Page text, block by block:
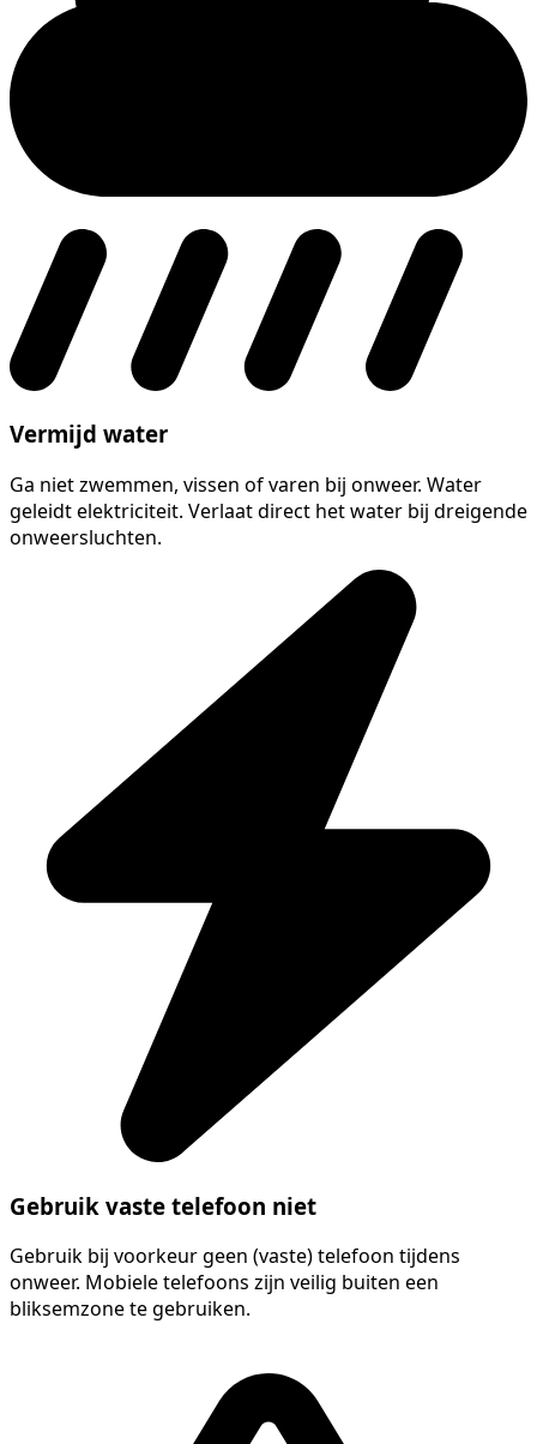
Vermijd water
Ga niet zwemmen, vissen of varen bij onweer. Water
geleidt elektriciteit. Verlaat direct het water bij dreigende
onweersluchten.
Gebruik vaste telefoon niet
Gebruik bij voorkeur geen (vaste) telefoon tijdens
onweer. Mobiele telefoons zijn veilig buiten een
bliksemzone te gebruiken.